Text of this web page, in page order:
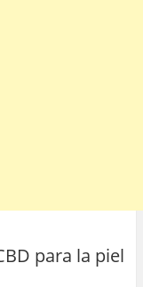
para la piel